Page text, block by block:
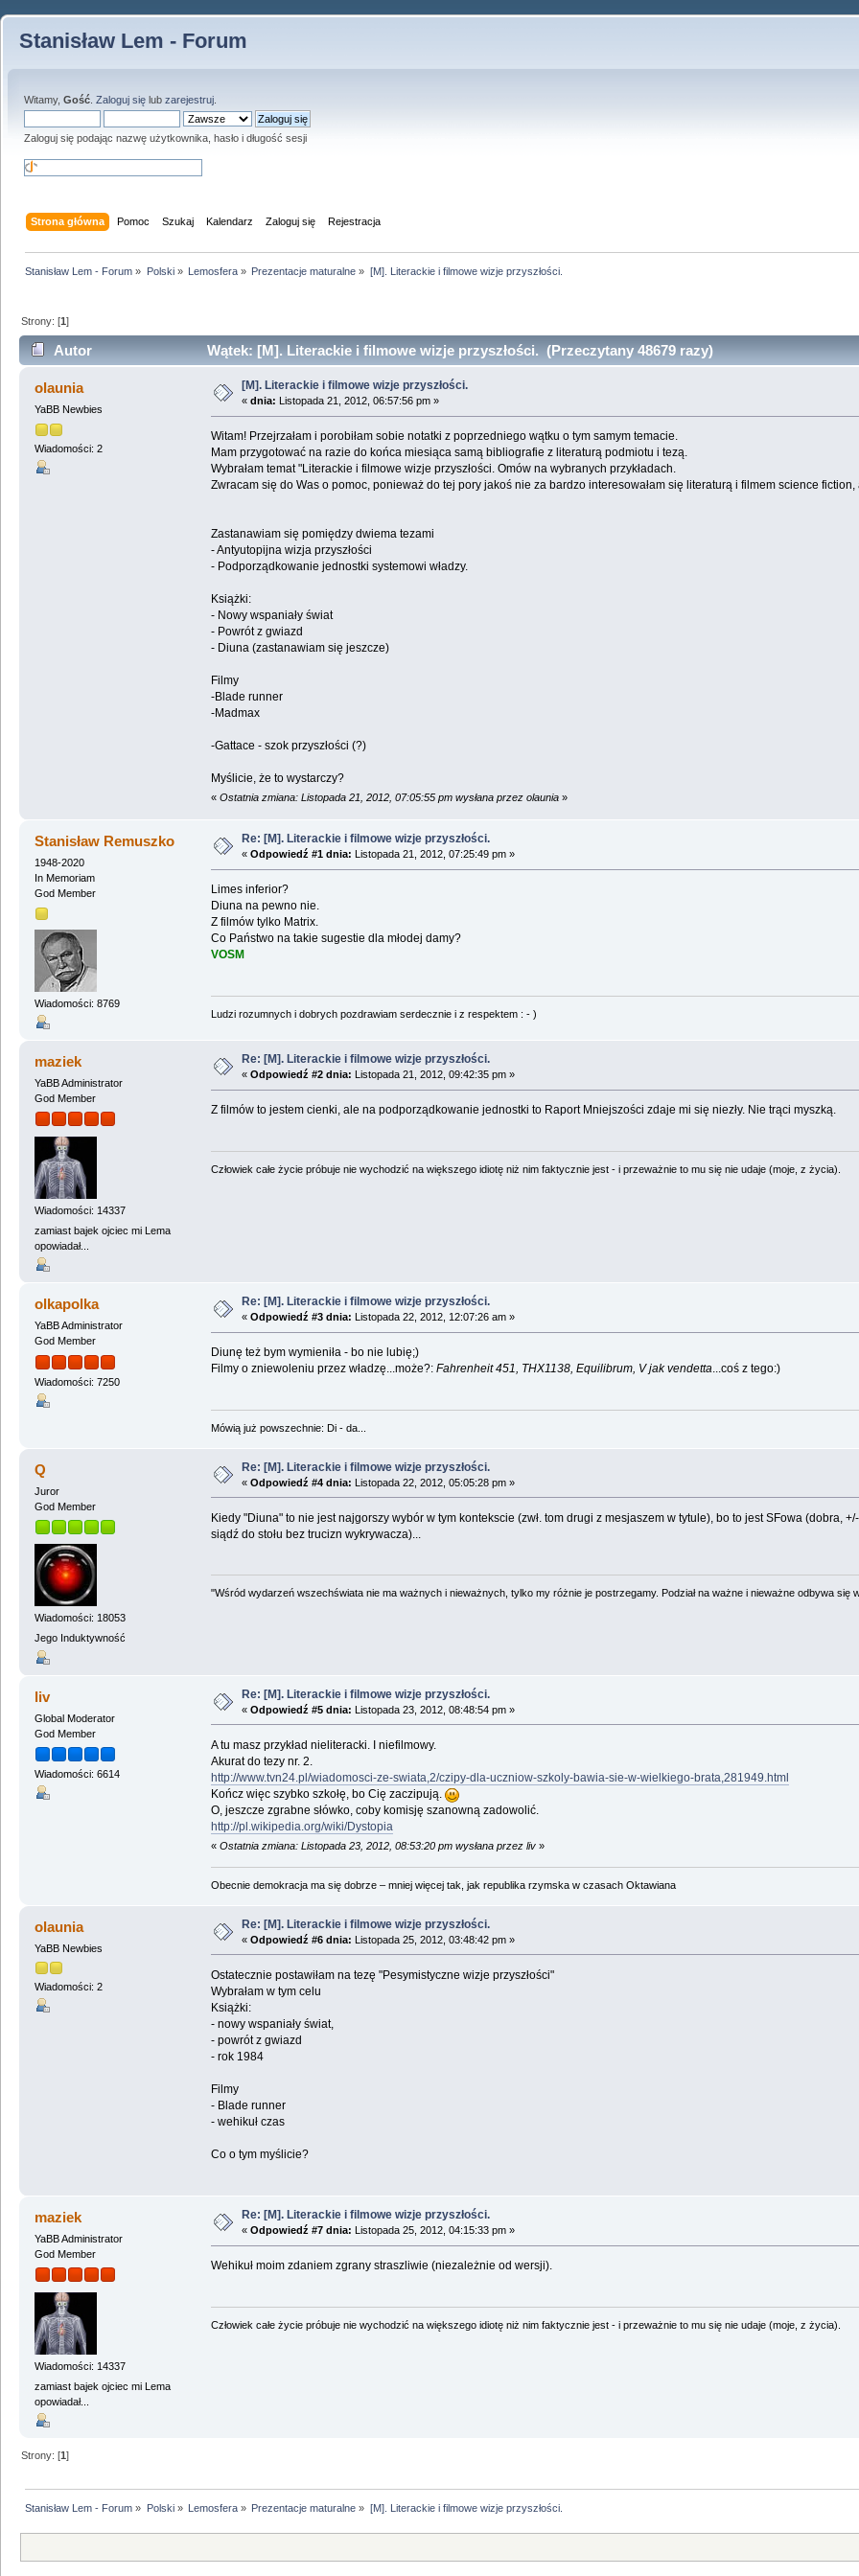
Stanisław Lem - Forum
Witamy, Gość Zaloguj się lub zarejestruj
Zaloguj się podając nazwę użytkownika, hasło i długość sesji
Strona główna Pomoc Szukaj Kalendarz Zaloguj się Rejestracja
Stanisław Lem - Forum » Polski» Lemosfera» Prezentacje maturalne » [M]. Literackie i filmowe wizje przyszłości.
Strony: [1]
Autor Wątek: [M]. Literackie i filmowe wizje przyszłości. (Przeczytany 48679 razy)
olaunia
YaBB Newbies
Wiadomości: 2
[M]. Literackie i filmowe wizje przyszłości.
« dnia: Listopada 21, 2012, 06:57:56 pm »
Witam! Przejrzałam i porobiłam sobie notatki z poprzedniego wątku o tym samym temacie.
Mam przygotować na razie do końca miesiąca samą bibliografie z literaturą podmiotu i tezą.
Wybrałam temat "Literackie i filmowe wizje przyszłości. Omów na wybranych przykładach.
Zwracam się do Was o pomoc, ponieważ do tej pory jakoś nie za bardzo interesowałam się literaturą i filmem science
Zastanawiam się pomiędzy dwiema tezami
- Antyutopijna wizja przyszłości
- Podporządkowanie jednostki systemowi władzy.
Książki:
- Nowy wspaniały świat
- Powrót z gwiazd
- Diuna (zastanawiam się jeszcze)
Filmy
-Blade runner
-Madmax
-Gattace - szok przyszłości (?)
Myślicie, że to wystarczy?
« Ostatnia zmiana: Listopada 21, 2012, 07:05:55 pm wysłana przez olaunia»
Stanisław Remuszko
1948-2020
In Memoriam
God Member
Wiadomości: 8769
Re: [M]. Literackie i filmowe wizje przyszłości.
« Odpowiedź #1 dnia: Listopada 21, 2012, 07:25:49 pm »
Limes inferior?
Diuna na pewno nie.
Z filmów tylko Matrix.
Co Państwo na takie sugestie dla młodej damy?
VOSM
Ludzi rozumnych i dobrych pozdrawiam serdecznie i z respektem : - )
maziek
YaBB Administrator
God Member
Wiadomości: 14337
zamiast bajek ojciec mi Lema
opowiadał...
Re: [M]. Literackie i filmowe wizje przyszłości.
« Odpowiedź #2 dnia: Listopada 21, 2012, 09:42:35 pm »
Z filmów to jestem cienki, ale na podporządkowanie jednostki to Raport Mniejszości zdaje mi się niezły. Nie trąci myszką.
Człowiek całe życie próbuje nie wychodzić na większego idiotę niż nim faktycznie jest - i przeważnie to mu się nie udaje (moje, z życia).
olkapolka
YaBB Administrator
God Member
Wiadomości: 7250
Re: [M]. Literackie i filmowe wizje przyszłości.
« Odpowiedź #3 dnia: Listopada 22, 2012, 12:07:26 am »
Diunę też bym wymieniła - bo nie lubię;)
Filmy o zniewoleniu przez władzę...może?:Fahrenheit 451, THX1138, Equilibrum, V jak vendetta...coś z tego:)
Mówią już powszechnie: Di - da...
Q
Juror
God Member
Wiadomości: 18053
Jego Induktywność
Re: [M]. Literackie i filmowe wizje przyszłości.
« Odpowiedź #4 dnia: Listopada 22, 2012, 05:05:28 pm »
Kiedy "Diuna" to nie jest najgorszy wybór w tym kontekscie (zwł. tom drugi z mesjaszem w tytule), bo to jest SFowa (dobra,
siądź do stołu bez trucizn wykrywacza)...
"Wśród wydarzeń wszechświata nie ma ważnych i nieważnych, tylko my różnie je postrzegamy. Podział na ważne i nieważne odbywa się
liv
Global Moderator
God Member
Wiadomości: 6614
Re: [M]. Literackie i filmowe wizje przyszłości.
« Odpowiedź #5 dnia: Listopada 23, 2012, 08:48:54 pm »
A tu masz przykład nieliteracki. I niefilmowy.
Akurat do tezy nr. 2.
http://www.tvn24.pl/wiadomosci-ze-swiata,2/czipy-dla-uczniow-szkoly-bawia-sie-w-wielkiego-brata,281949.html
Kończ więc szybko szkołę, bo Cię zaczipują.
O, jeszcze zgrabne słówko, coby komisję szanowną zadowolić.
http://pl.wikipedia.org/wiki/Dystopia
« Ostatnia zmiana: Listopada 23, 2012, 08:53:20 pm wysłana przez liv»
Obecnie demokracja ma się dobrze – mniej więcej tak, jak republika rzymska w czasach Oktawiana
olaunia
YaBB Newbies
Wiadomości: 2
Re: [M]. Literackie i filmowe wizje przyszłości.
« Odpowiedź #6 dnia: Listopada 25, 2012, 03:48:42 pm »
Ostatecznie postawiłam na tezę "Pesymistyczne wizje przyszłości"
Wybrałam w tym celu
Książki:
- nowy wspaniały świat,
- powrót z gwiazd
- rok 1984
Filmy
- Blade runner
- wehikuł czas
Co o tym myślicie?
maziek
YaBB Administrator
God Member
Wiadomości: 14337
zamiast bajek ojciec mi Lema
opowiadał...
Re: [M]. Literackie i filmowe wizje przyszłości.
« Odpowiedź #7 dnia: Listopada 25, 2012, 04:15:33 pm »
Wehikuł moim zdaniem zgrany straszliwie (niezależnie od wersji).
Człowiek całe życie próbuje nie wychodzić na większego idiotę niż nim faktycznie jest - i przeważnie to mu się nie udaje (moje, z życia).
Strony: [1]
Stanisław Lem - Forum » Polski» Lemosfera» Prezentacje maturalne » [M]. Literackie i filmowe wizje przyszłości.